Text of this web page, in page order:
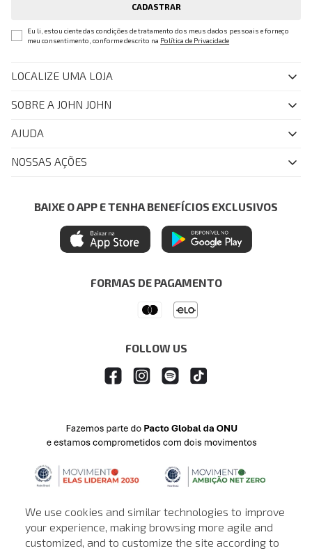
We use cookies and similar technologies to improve
your experience, making browsing more agile and
customized, and to customize the site according to
CADASTRAR
Eu li, estou ciente das condições de tratamento dos meus dados pessoais e forneço
meu consentimento, conforme descrito na Política de Privacidade
LOCALIZE UMA LOJA
SOBRE A JOHN JOHN
Quem Somos
John John Club
Painel de Privacidade
Central de Preferências
Ética e Sustentabilidade
AJUDA
FAQ
Regulamentos
Seja um Revendedor
NOSSAS AÇÕES
Azul Fidelidade
Mastercard
Itau Personnalite
BAIXE O APP E TENHA BENEFÍCIOS EXCLUSIVOS
FORMAS DE PAGAMENTO
FOLLOW US